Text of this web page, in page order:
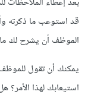
قد استوعب ما ذكرته
الموظف أن يشرح لك
يمكنك أن تقول
استيعابك لهذا الأمر؟